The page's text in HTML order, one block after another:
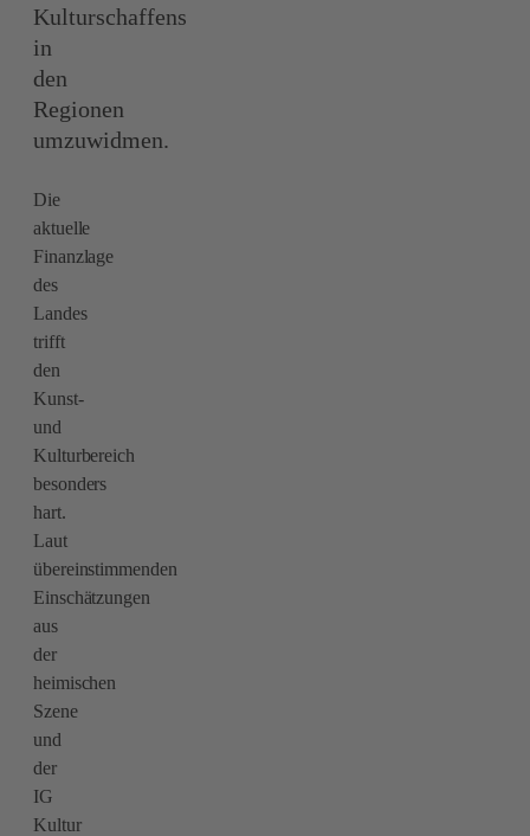
Kulturschaffens
in
den
Regionen
umzuwidmen.
Die
aktuelle
Finanzlage
des
Landes
trifft
den
Kunst-
und
Kulturbereich
besonders
hart.
Laut
übereinstimmenden
Einschätzungen
aus
der
heimischen
Szene
und
der
IG
Kultur